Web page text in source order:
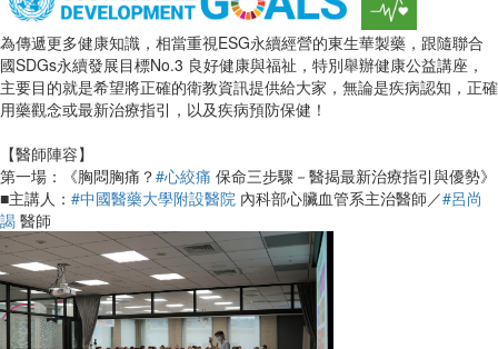
為傳遞更多健康知識，相當重視ESG永續經營的東生華製藥，跟隨聯合
國SDGs永續發展目標No.3 良好健康與福祉，特別舉辦健康公益講座，
主要目的就是希望將正確的衛教資訊提供給大家，無論是疾病認知，正確
用藥觀念或最新治療指引，以及疾病預防保健！
【醫師陣容】
第一場：《胸悶胸痛？#心絞痛 保命三步驟－醫揭最新治療指引與優勢》
■主講人： #中國醫藥大學附設醫院 內科部心臟血管系主治醫師／#呂尚
謁 醫師